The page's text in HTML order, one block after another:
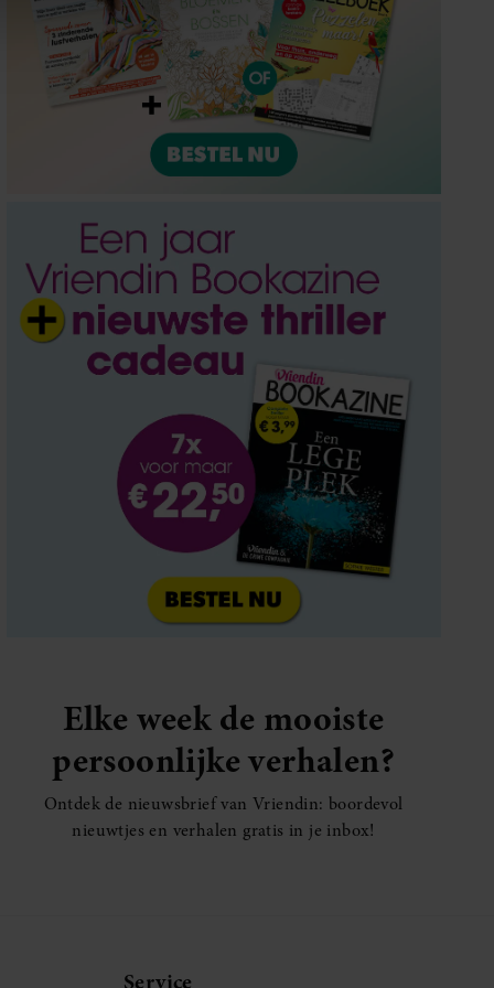
partners voor social
die u aan ze heeft
met onze cookies als u
Elke week de mooiste
persoonlijke verhalen?
Ontdek de nieuwsbrief van Vriendin: boordevol
nieuwtjes en verhalen gratis in je inbox!
Service